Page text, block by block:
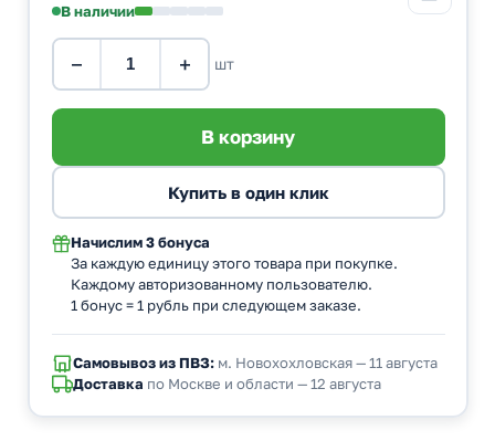
В наличии
− + шт
Начислим 3 бонуса
За каждую единицу этого товара при покупке.
Каждому авторизованному пользователю.
1 бонус = 1 рубль при следующем заказе.
Самовывоз из ПВЗ:м. Новохохловская — 11 августа
Доставка по Москве и области — 12 августа